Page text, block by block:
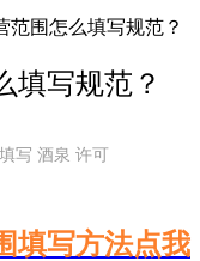
范围怎么填写规范？
填写规范？
写 酒泉 许可
填写方法点我